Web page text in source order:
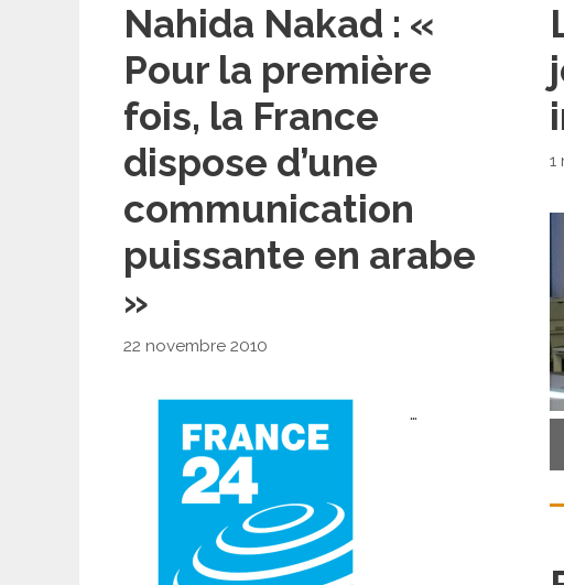
Nahida Nakad : «
Pour la première
fois, la France
dispose d’une
communication
puissante en arabe
»
22 novembre 2010
…
1